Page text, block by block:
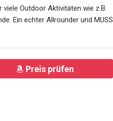
Outdoor Aktivitäten wie z.B.
Ein echter Allrounder und MUSS
Preis prüfen